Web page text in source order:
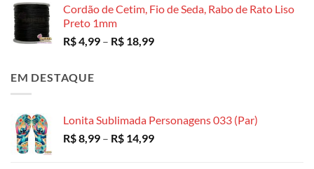
Cordão de Cetim, Fio de Seda, Rabo de Rato Liso
Preto 1mm
R$4,99 – R$ 18,99Faixa
EM DESTAQUE
Lonita Sublimada Personagens 033 (Par)
R$8,99 – R$ 14,99Faixa